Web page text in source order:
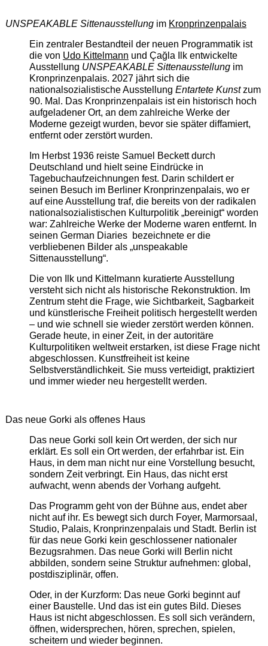
UNSPEAKABLE Sittenausstellungim Kronprinzenpalais
Ein zentraler Bestandteil der neuen Programmatik ist
die von Udo Kittelmann und Çağla Ilk entwickelte
Ausstellung UNSPEAKABLE Sittenausstellungim
Kronprinzenpalais. 2027 jährt sich die
nationalsozialistische Ausstellung Entartete Kunstzum
90. Mal. Das Kronprinzenpalais ist ein historisch hoch
aufgeladener Ort, an dem zahlreiche Werke der
Moderne gezeigt wurden, bevor sie später diffamiert,
entfernt oder zerstört wurden.
Im Herbst 1936 reiste Samuel Beckett durch
Deutschland und hielt seine Eindrücke in
Tagebuchaufzeichnungen fest. Darin schildert er
seinen Besuch im Berliner Kronprinzenpalais, wo er
auf eine Ausstellung traf, die bereits von der radikalen
nationalsozialistischen Kulturpolitik „bereinigt“ worden
war: Zahlreiche Werke der Moderne waren entfernt. In
seinen German Diaries bezeichnete er die
verbliebenen Bilder als „unspeakable
Sittenausstellung“.
Die von Ilk und Kittelmann kuratierte Ausstellung
versteht sich nicht als historische Rekonstruktion. Im
Zentrum steht die Frage, wie Sichtbarkeit, Sagbarkeit
und künstlerische Freiheit politisch hergestellt werden
– und wie schnell sie wieder zerstört werden können.
Gerade heute, in einer Zeit, in der autoritäre
Kulturpolitiken weltweit erstarken, ist diese Frage nicht
abgeschlossen. Kunstfreiheit ist keine
Selbstverständlichkeit. Sie muss verteidigt, praktiziert
und immer wieder neu hergestellt werden.
Das neue Gorki als offenes Haus
Das neue Gorki soll kein Ort werden, der sich nur
erklärt. Es soll ein Ort werden, der erfahrbar ist. Ein
Haus, in dem man nicht nur eine Vorstellung besucht,
sondern Zeit verbringt. Ein Haus, das nicht erst
aufwacht, wenn abends der Vorhang aufgeht.
Das Programm geht von der Bühne aus, endet aber
nicht auf ihr. Es bewegt sich durch Foyer, Marmorsaal,
Studio, Palais, Kronprinzenpalais und Stadt. Berlin ist
für das neue Gorki kein geschlossener nationaler
Bezugsrahmen. Das neue Gorki will Berlin nicht
abbilden, sondern seine Struktur aufnehmen: global,
postdisziplinär, offen.
Oder, in der Kurzform: Das neue Gorki beginnt auf
einer Baustelle. Und das ist ein gutes Bild. Dieses
Haus ist nicht abgeschlossen. Es soll sich verändern,
öffnen, widersprechen, hören, sprechen, spielen,
scheitern und wieder beginnen.